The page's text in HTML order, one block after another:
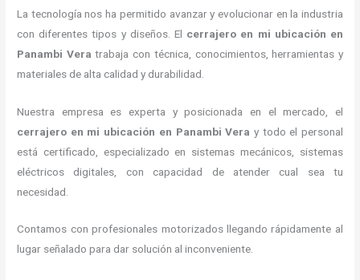
La tecnología nos ha permitido avanzar y evolucionar en la industria
con diferentes tipos y diseños. El cerrajero en mi ubicación en
Panambi Vera trabaja con técnica, conocimientos, herramientas y
materiales de alta calidad y durabilidad.
Nuestra empresa es experta y posicionada en el mercado, el
cerrajero en mi ubicación en Panambi Vera y todo el personal
está certificado, especializado en sistemas mecánicos, sistemas
eléctricos digitales, con capacidad de atender cual sea tu
necesidad.
Contamos con profesionales motorizados llegando rápidamente al
lugar señalado para dar solución al inconveniente.